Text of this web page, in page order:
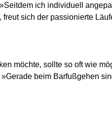
ich individuell
freut sich der passionierte
möchte, sollte so oft wie
beim Barfußgehen